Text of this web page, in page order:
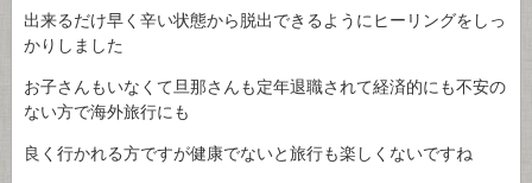
出来るだけ早く辛い状態から脱出できるようにヒーリングをしっ
かりしました
お子さんもいなくて旦那さんも定年退職されて経済的にも不安の
ない方で海外旅行にも
良く行かれる方ですが健康でないと旅行も楽しくないですね